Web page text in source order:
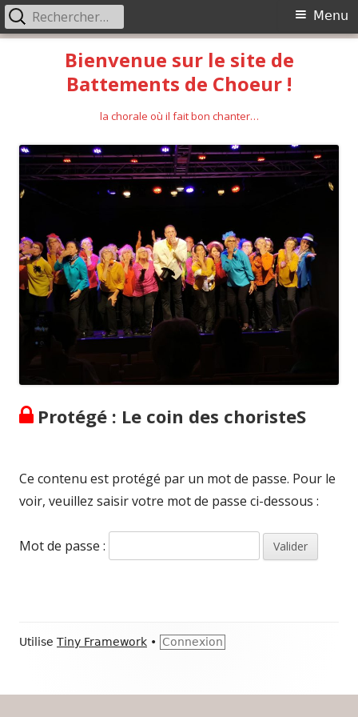
Bienvenue sur le site de
Battements de Choeur !
la chorale où il fait bon chanter…
Menu
principal
Menu
Rechercher :
Protégé : Le coin des choristeS
Ce contenu est protégé par un mot de passe. Pour le
voir, veuillez saisir votre mot de passe ci-dessous :
Mot de passe :
Contenu
pied
Utilise Tiny Framework • Connexion